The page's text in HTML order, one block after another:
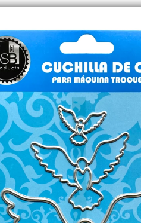
QUIÉNES SOMOS